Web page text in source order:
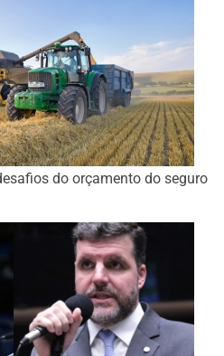
do orçamento do seguro